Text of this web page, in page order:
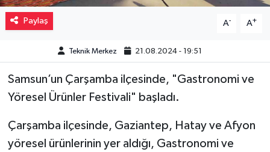
Paylaş A- A+
Teknik Merkez 21.08.2024 - 19:51
Samsun’un Çarşamba ilçesinde, "Gastronomi ve
Yöresel Ürünler Festivali" başladı.
Çarşamba ilçesinde, Gaziantep, Hatay ve Afyon
yöresel ürünlerinin yer aldığı, Gastronomi ve
Resmi İlanlar
Siyaset
Spor